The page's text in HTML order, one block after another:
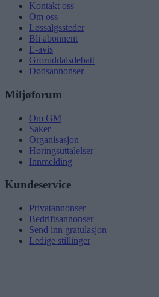
Kontakt oss
Om oss
Løssalgssteder
Bli abonnent
E-avis
Groruddalsdebatt
Dødsannonser
Miljøforum
Om GM
Saker
Organisasjon
Høringsuttalelser
Innmelding
Kundeservice
Privatannonser
Bedriftsannonser
Send inn gratulasjon
Ledige stillinger